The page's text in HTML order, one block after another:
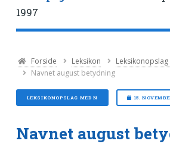
1997
Forside Leksikon
Leksikonopslag
Navnet august betydning
LEKSIKONOPSLAG MED N 15.
Navnet august